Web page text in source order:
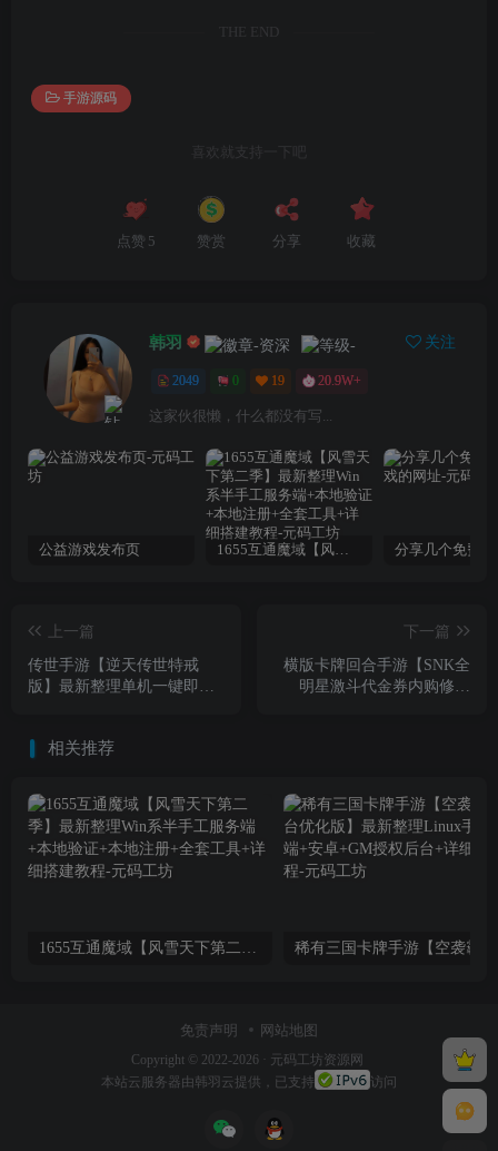
THE END
手游源码
喜欢就支持一下吧
点赞 5 赞赏 分享 收藏
韩羽 关注
2049 0 19 20.9W+
这家伙很懒，什么都没有写...
公益游戏发布页 1655互通魔域【风雪天下第二季】最新整理Win系半手工服务端+本地验证+本地注册+全套工具+详细搭建教程
上一篇
传世手游【逆天传世特戒
版】最新整理单机一键即玩
教程
下一篇
横版卡牌回合手游【SNK全
明星激斗代金券内购修复
相关推荐
免责声明 网站地图
Copyright © 2022-2026 · 元码工坊资源网
本站 云服务器由韩羽云提供，已支持 访问